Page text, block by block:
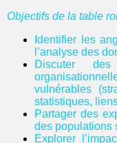
Objectifs de la table
Identifier les
l’analyse des
Discuter
vulnérables
statistiques,
Partager des
des populations
Explorer